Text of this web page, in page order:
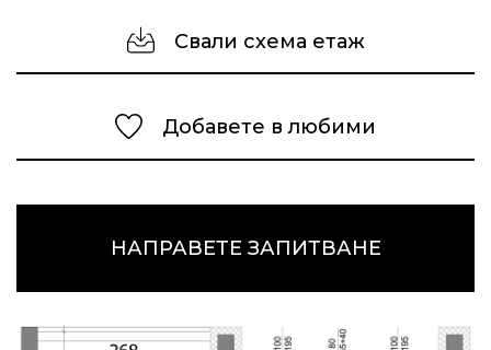
Свали схема етаж
Добавете в любими
НАПРАВЕТЕ ЗАПИТВАНЕ